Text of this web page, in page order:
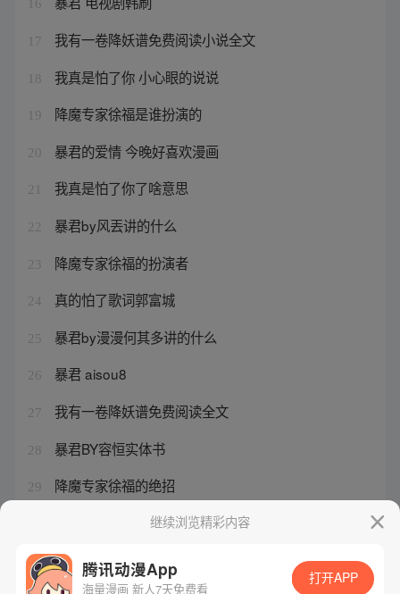
16
17 我有一卷降妖谱免费阅读小说全文
18 我真是怕了你 小心眼的说说
19 降魔专家徐福是谁扮演的
20 暴君的爱情 今晚好喜欢漫画
21 我真是怕了你了啥意思
22 暴君by风丟讲的什么
23 降魔专家徐福的扮演者
24 真的怕了歌词郭富城
25 暴君by漫漫何其多讲的什么
26 暴君 aisou8
27 我有一卷降妖谱免费阅读全文
28 暴君BY容恒实体书
29 降魔专家徐福的绝招
我有一卷降妖谱免费阅读小说
继续浏览精彩内容
腾讯动漫App
海量漫画 新人7天免费看
打开APP